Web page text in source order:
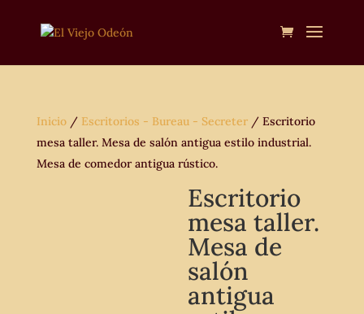
Inicio/ Escritorios - Bureau - Secreter/ Escritorio
mesa taller. Mesa de salón antigua estilo industrial.
Mesa de comedor antigua rústico.
Escritorio
mesa taller.
Mesa de
salón
antigua